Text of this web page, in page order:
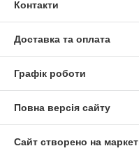
Контакти
Доставка та оплата
Графік роботи
Повна версія сайту
Сайт створено на